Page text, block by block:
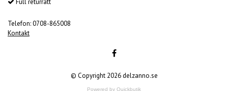
Full returrätt
Telefon: 0708-865008
Kontakt
© Copyright 2026 delzanno.se
Powered by Quickbutik